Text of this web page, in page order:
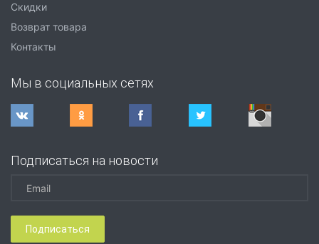
Скидки
Возврат товара
Контакты
Мы в социальных сетях
Подписаться на новости
Подписаться